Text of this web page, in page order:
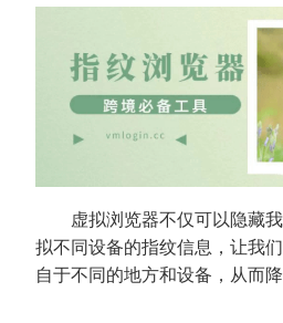
虚拟浏览器不仅可以隐藏我
拟不同设备的指纹信息，让我
自于不同的地方和设备，从而